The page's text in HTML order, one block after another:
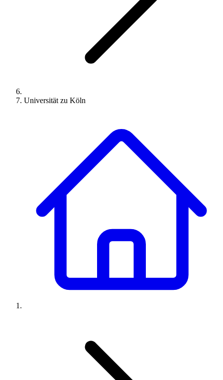
Universität zu Köln